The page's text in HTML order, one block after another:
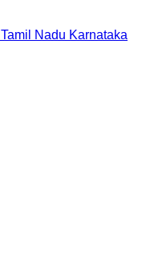
Tamil Nadu Karnataka